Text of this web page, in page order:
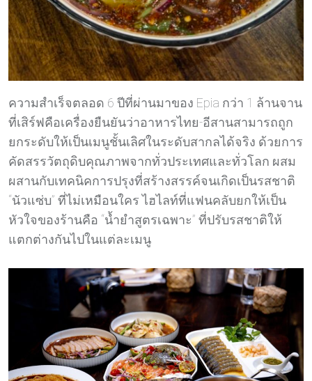
ความสำเร็จตลอด 6 ปีที่ผ่านมาของ Epia กว่า 1 ล้านจาน
ที่เสิร์ฟคือเครื่องยืนยันว่าอาหารไทย-อีสานสามารถถูก
ยกระดับให้เป็นเมนูชั้นเลิศในระดับสากลได้จริง ด้วยการ
คัดสรรวัตถุดิบคุณภาพจากทั่วประเทศและทั่วโลก ผสม
ผสานกับเทคนิคการปรุงที่สร้างสรรค์จนเกิดเป็นรสชาติ
“นัวแซ่บ” ที่ไม่เหมือนใคร ไฮไลท์ที่แฟนคลับยกให้เป็น
หัวใจของร้านคือ “น้ำยำสูตรเฉพาะ” ที่ปรับรสชาติให้
แตกต่างกันไปในแต่ละเมนู